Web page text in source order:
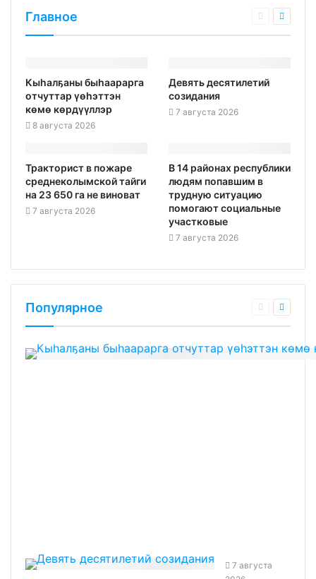
Главное
Кыһалҕаны быһаарарга
отчуттар үөһэттэн
көмө көрдүүллэр
8 августа 2026
Девять десятилетий
созидания
7 августа 2026
Тракторист в пожаре
среднеколымской тайги
на 23 650 га не виноват
7 августа 2026
В 14 районах республики
людям попавшим в
трудную ситуацию
помогают социальные
участковые
7 августа 2026
Популярное
7 августа